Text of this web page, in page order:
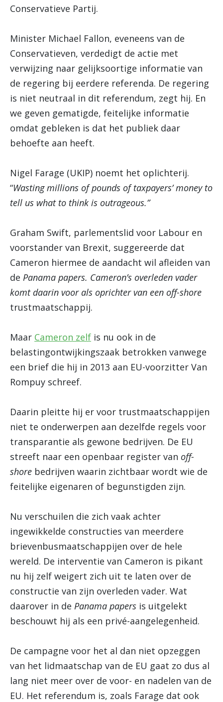
Conservatieve Partij.
Minister Michael Fallon, eveneens van de
Conservatieven, verdedigt de actie met
verwijzing naar gelijksoortige informatie van
de regering bij eerdere referenda. De regering
is niet neutraal in dit referendum, zegt hij. En
we geven gematigde, feitelijke informatie
omdat gebleken is dat het publiek daar
behoefte aan heeft.
Nigel Farage (UKIP) noemt het oplichterij.
“Wasting millions of pounds of taxpayers’ money to
tell us what to think is outrageous.”
Graham Swift, parlementslid voor Labour en
voorstander van Brexit, suggereerde dat
Cameron hiermee de aandacht wil afleiden van
de Panama papers. Cameron’s overleden vader
komt daarin voor als oprichter van een off-shore
trustmaatschappij.
Maar Cameron zelf is nu ook in de
belastingontwijkingszaak betrokken vanwege
een brief die hij in 2013 aan EU-voorzitter Van
Rompuy schreef.
Daarin pleitte hij er voor trustmaatschappijen
niet te onderwerpen aan dezelfde regels voor
transparantie als gewone bedrijven. De EU
streeft naar een openbaar register van off-
shore bedrijven waarin zichtbaar wordt wie de
feitelijke eigenaren of begunstigden zijn.
Nu verschuilen die zich vaak achter
ingewikkelde constructies van meerdere
brievenbusmaatschappijen over de hele
wereld. De interventie van Cameron is pikant
nu hij zelf weigert zich uit te laten over de
constructie van zijn overleden vader. Wat
daarover in de Panama papers is uitgelekt
beschouwt hij als een privé-aangelegenheid.
De campagne voor het al dan niet opzeggen
van het lidmaatschap van de EU gaat zo dus al
lang niet meer over de voor- en nadelen van de
EU. Het referendum is, zoals Farage dat ook